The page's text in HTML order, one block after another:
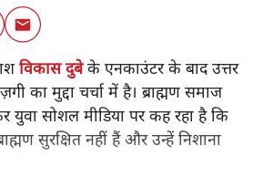
विकास दुबेके एनकाउंटर के बाद उत्तर
का मुद्दा चर्चा में है। ब्राह्मण समाज
सोशल मीडिया पर कह रहा है कि
सुरक्षित नहीं हैं और उन्हें निशाना